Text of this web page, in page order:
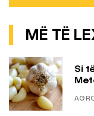
MË TË
Si